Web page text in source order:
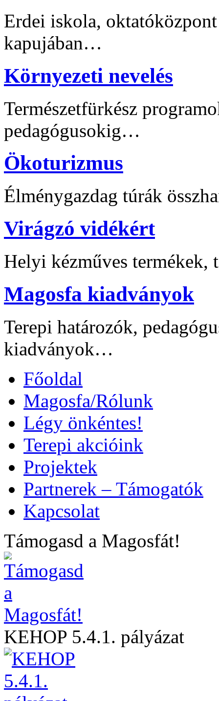
Erdei iskola,
kapujában…
Környezeti nevelés
Természetfürkész
pedagógusokig…
Ökoturizmus
Élménygazdag túrák
Virágzó vidékért
Helyi kézműves
Magosfa kiadványok
Terepi határozók,
kiadványok…
Főoldal
Magosfa/Rólunk
Légy önkéntes!
Terepi akcióink
Projektek
Partnerek – Támogatók
Kapcsolat
Támogasd a Magosfát!
KEHOP 5.4.1. pályázat